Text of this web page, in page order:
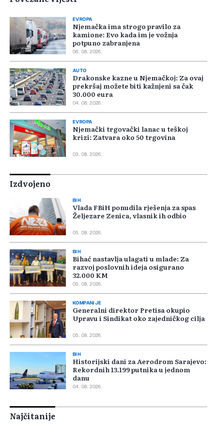
EVROPA
Njemačka ima strogo pravilo za
kamione: Evo kada im je vožnja
potpuno zabranjena
06. 08. 2026.
AUTO
Drakonske kazne u Njemačkoj: Za ovaj
prekršaj možete biti kažnjeni sa čak
30.000 eura
04. 08. 2026.
EVROPA
Njemački trgovački lanac u teškoj
krizi: Zatvara oko 50 trgovina
03. 08. 2026.
Izdvojeno
BIH
Vlada FBiH ponudila rješenja za spas
Željezare Zenica, vlasnik ih odbio
05. 08. 2026.
BIH
Bihać nastavlja ulagati u mlade: Za
razvoj poslovnih ideja osigurano
32.000 KM
05. 08. 2026.
KOMPANIJE
Generalni direktor Pretisa okupio
Upravu i Sindikat oko zajedničkog cilja
05. 08. 2026.
BIH
Historijski dani za Aerodrom Sarajevo:
Rekordnih 13.199 putnika u jednom
danu
04. 08. 2026.
Najčitanije